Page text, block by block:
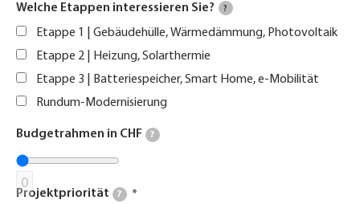
Welche Etappen interessieren Sie? ?
Etappe 1 | Gebäudehülle, Wärmedämmung, Photovoltaik
Etappe 2 | Heizung, Solarthermie
Etappe 3 | Batteriespeicher, Smart Home, e-Mobilität
Rundum-Modernisierung
Budgetrahmen in CHF ?
0
Projektpriorität ?